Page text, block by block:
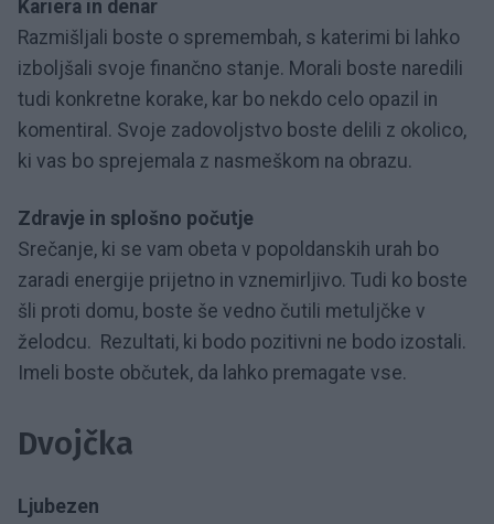
Kariera in denar
Razmišljali boste o spremembah, s katerimi bi lahko
izboljšali svoje finančno stanje. Morali boste naredili
tudi konkretne korake, kar bo nekdo celo opazil in
komentiral. Svoje zadovoljstvo boste delili z okolico,
ki vas bo sprejemala z nasmeškom na obrazu.
Zdravje in splošno počutje
Srečanje, ki se vam obeta v popoldanskih urah bo
zaradi energije prijetno in vznemirljivo. Tudi ko boste
šli proti domu, boste še vedno čutili metuljčke v
želodcu. Rezultati, ki bodo pozitivni ne bodo izostali.
Imeli boste občutek, da lahko premagate vse.
Dvojčka
Ljubezen